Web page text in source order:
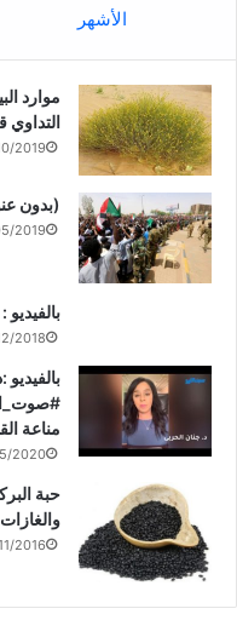
الأشهر
موارد
التداوي
2019
(بدون
2019
2018
مناعة
2020
حبة
2016